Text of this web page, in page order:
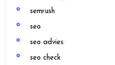
semrush
seo
seo advies
seo check